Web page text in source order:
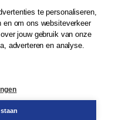
te personaliseren,
om ons websiteverkeer
jouw gebruik van onze
adverteren en analyse.